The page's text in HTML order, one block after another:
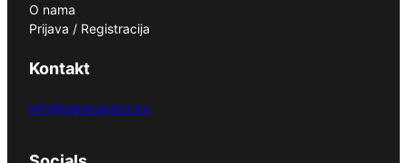
O nama
Prijava / Registracija
Kontakt
info@glaskupaca.ba